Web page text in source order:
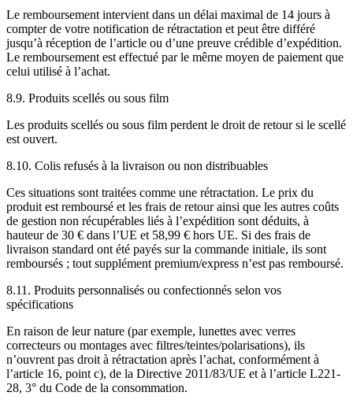
Le remboursement intervient dans un délai maximal de 14 jours à
compter de votre notification de rétractation et peut être différé
jusqu’à réception de l’article ou d’une preuve crédible d’expédition.
Le remboursement est effectué par le même moyen de paiement que
celui utilisé à l’achat.
8.9. Produits scellés ou sous film
Les produits scellés ou sous film perdent le droit de retour si le scellé
est ouvert.
8.10. Colis refusés à la livraison ou non distribuables
Ces situations sont traitées comme une rétractation. Le prix du
produit est remboursé et les frais de retour ainsi que les autres coûts
de gestion non récupérables liés à l’expédition sont déduits, à
hauteur de 30 € dans l’UE et 58,99 € hors UE. Si des frais de
livraison standard ont été payés sur la commande initiale, ils sont
remboursés ; tout supplément premium/express n’est pas remboursé.
8.11. Produits personnalisés ou confectionnés selon vos
spécifications
En raison de leur nature (par exemple, lunettes avec verres
correcteurs ou montages avec filtres/teintes/polarisations), ils
n’ouvrent pas droit à rétractation après l’achat, conformément à
l’article 16, point c), de la Directive 2011/83/UE et à l’article L221-
28, 3° du Code de la consommation.